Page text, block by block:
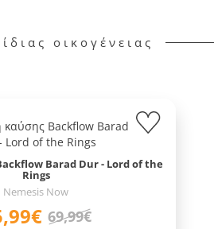
οικογένειας
Barad Dur - Lord of the
Rings
Nemesis Now
69,99€